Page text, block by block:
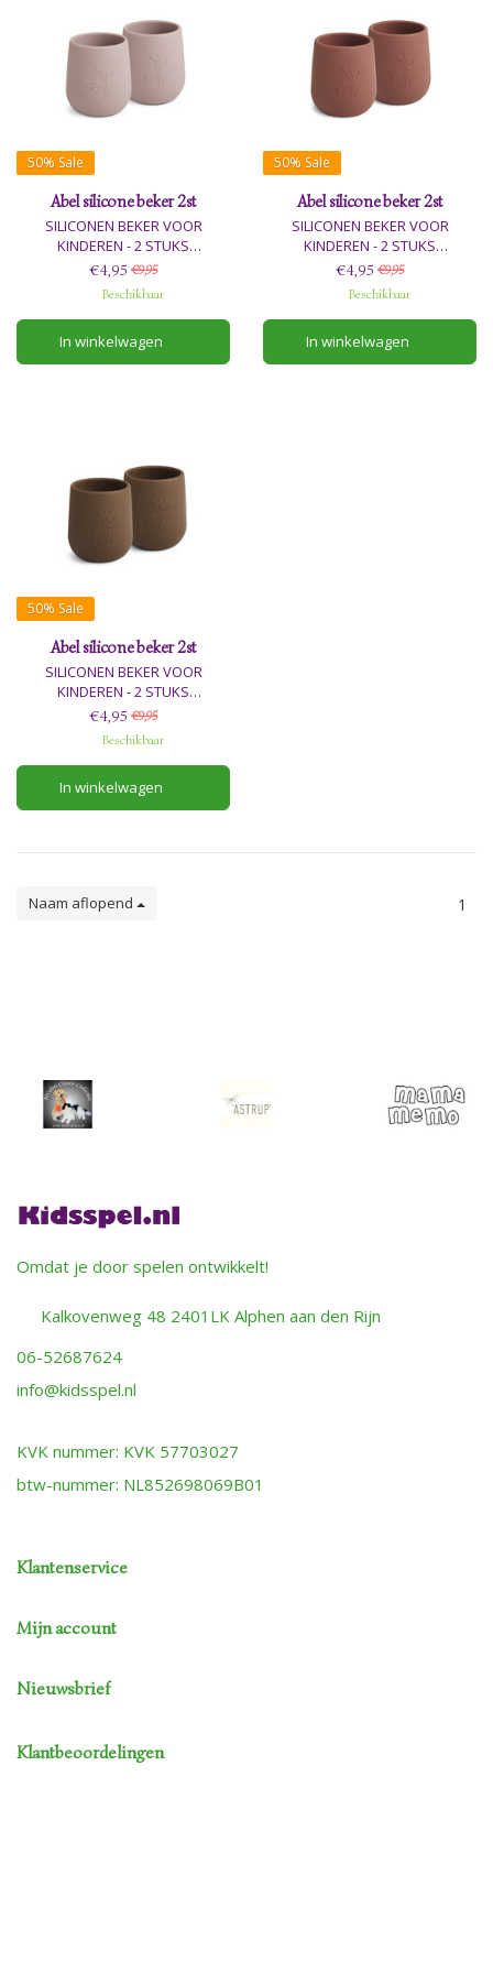
50% Sale
Abel silicone beker 2st
SILICONEN BEKER VOOR
KINDEREN - 2 STUKS
De Abel siliconen beker is
ontworpen zodat kinderen de
beker gemakkelijk zelf kunnen
vasthouden.
€4,95 €9,95
Beschikbaar
In winkelwagen
50% Sale
Abel silicone beker 2st
SILICONEN BEKER VOOR
KINDEREN - 2 STUKS
De Abel siliconen beker is
ontworpen zodat kinderen de
beker gemakkelijk zelf kunnen
vasthouden.
€4,95 €9,95
Beschikbaar
In winkelwagen
50% Sale
Abel silicone beker 2st
SILICONEN BEKER VOOR
KINDEREN - 2 STUKS
De Abel siliconen beker is
ontworpen zodat kinderen de
beker gemakkelijk zelf kunnen
vasthouden.
€4,95 €9,95
Beschikbaar
In winkelwagen
Naam aflopend 1
Omdat je door spelen ontwikkelt!
Kalkovenweg 48 2401LK Alphen aan den Rijn
06-52687624
info@kidsspel.nl
KVK nummer: KVK 57703027
btw-nummer: NL852698069B01
Klantenservice
Mijn account
Nieuwsbrief
Klantbeoordelingen